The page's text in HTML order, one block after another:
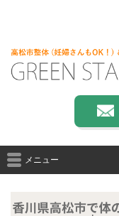
メニュー